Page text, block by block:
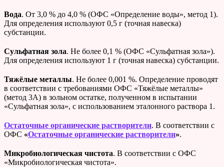
Вода. От 3,0 % до 4,0 % (ОФС «Определение воды», метод 1).
Для определения используют 0,5 г (точная навеска)
субстанции.
Сульфатная зола. Не более 0,1 % (ОФС «Сульфатная зола»).
Для определения используют 1 г (точная навеска) субстанции.
Тяжёлые металлы. Не более 0,001 %. Определение проводят
в соответствии с требованиями ОФС «Тяжёлые металлы»
(метод 3А) в зольном остатке, полученном в испытании
«Сульфатная зола», с использованием эталонного раствора 1.
Остаточные органические растворители. В соответствии с
ОФС «Остаточные органические растворители».
Микробиологическая чистота. В соответствии с ОФС
«Микробиологическая чистота».